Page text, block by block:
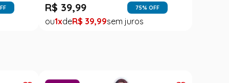
R$ 39,99 75% OFF
1 R$ 39,99